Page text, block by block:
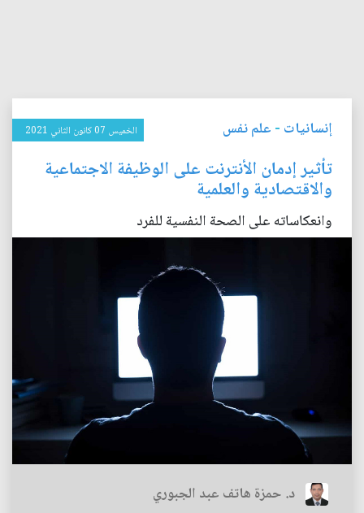
إنسانيات - علم نفس الخميس 07 كانون الثاني 2021
تأثير إدمان الأنترنت على الوظيفة الاجتماعية
والاقتصادية والعلمية
وانعكاساته على الصحة النفسية للفرد
د. حمزة هاتف عبد الجبوري